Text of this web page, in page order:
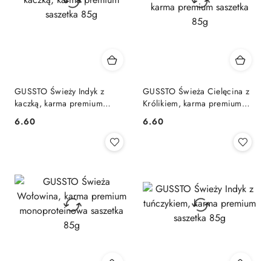
GUSSTO Świeży Indyk z
kaczką, karma premium
Cena:
6.60
GUSSTO Świeża Cielęcina z
Królikiem, karma premium
Cena:
6.60